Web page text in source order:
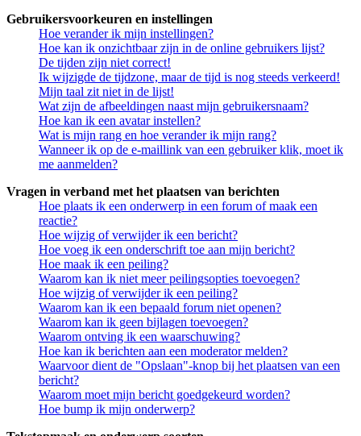
Gebruikersvoorkeuren en instellingen
Hoe verander ik mijn instellingen?
Hoe kan ik onzichtbaar zijn in de online gebruikers lijst?
De tijden zijn niet correct!
Ik wijzigde de tijdzone, maar de tijd is nog steeds verkeerd!
Mijn taal zit niet in de lijst!
Wat zijn de afbeeldingen naast mijn gebruikersnaam?
Hoe kan ik een avatar instellen?
Wat is mijn rang en hoe verander ik mijn rang?
Wanneer ik op de e-maillink van een gebruiker klik, moet ik
me aanmelden?
Vragen in verband met het plaatsen van berichten
Hoe plaats ik een onderwerp in een forum of maak een
reactie?
Hoe wijzig of verwijder ik een bericht?
Hoe voeg ik een onderschrift toe aan mijn bericht?
Hoe maak ik een peiling?
Waarom kan ik niet meer peilingsopties toevoegen?
Hoe wijzig of verwijder ik een peiling?
Waarom kan ik een bepaald forum niet openen?
Waarom kan ik geen bijlagen toevoegen?
Waarom ontving ik een waarschuwing?
Hoe kan ik berichten aan een moderator melden?
Waarvoor dient de "Opslaan"-knop bij het plaatsen van een
bericht?
Waarom moet mijn bericht goedgekeurd worden?
Hoe bump ik mijn onderwerp?